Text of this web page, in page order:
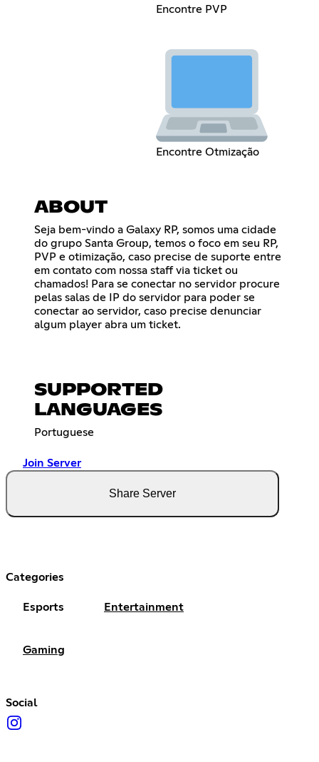
Encontre PVP
Encontre Otmização
ABOUT
Seja bem-vindo a Galaxy RP, somos uma cidade
do grupo Santa Group, temos o foco em seu RP,
PVP e otimização, caso precise de suporte entre
em contato com nossa staff via ticket ou
chamados! Para se conectar no servidor procure
pelas salas de IP do servidor para poder se
conectar ao servidor, caso precise denunciar
algum player abra um ticket.
SUPPORTED
LANGUAGES
Portuguese
Join Server
Share Server
Categories
Esports Entertainment
Gaming
Social